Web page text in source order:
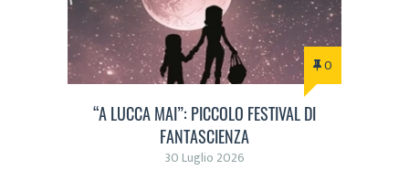
0
“A LUCCA MAI”: PICCOLO FESTIVAL DI
FANTASCIENZA
30 Luglio 2026